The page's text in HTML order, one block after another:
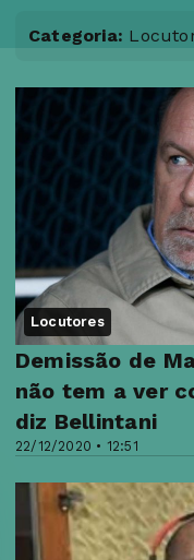
Categoria:
Locutores
22/12/2020 • 12:51
Demissão de
não tem a ver
diz Bellintani